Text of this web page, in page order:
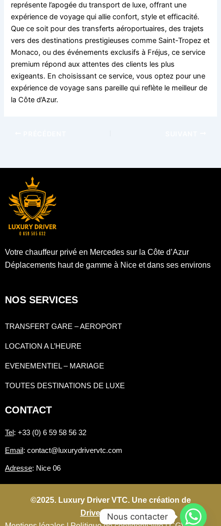
représente l’apogée du transport de luxe, offrant une
expérience de voyage qui allie confort, style et efficacité.
Que ce soit pour des transferts aéroportuaires, des trajets
vers des destinations prestigieuses comme Saint-Tropez et
Monaco, ou des événements exclusifs à Fréjus, ce service
premium répond aux attentes des clients les plus
exigeants. En choisissant ce service, vous optez pour une
expérience de voyage sans pareille qui reflète le meilleur de
la Côte d’Azur.
Votre chauffeur privé en Mercedes sur la Côte d’Azur
Déplacements haut de gamme à Nice et dans ses environs
NOS SERVICES
TRANSFERT GARE – AEROPORT
LOCATION A L’HEURE
EVENEMENTIEL – MARIAGE
TOUTES DESTINATIONS DE LUXE
CONTACT
Tel : +33 (0) 6 59 58 56 32
Email : contact@luxurydrivervtc.com
Adresse: Nice 06
©2025. Luxury Driver VTC. Une création de
Driverconnect.fr
Nous contacter